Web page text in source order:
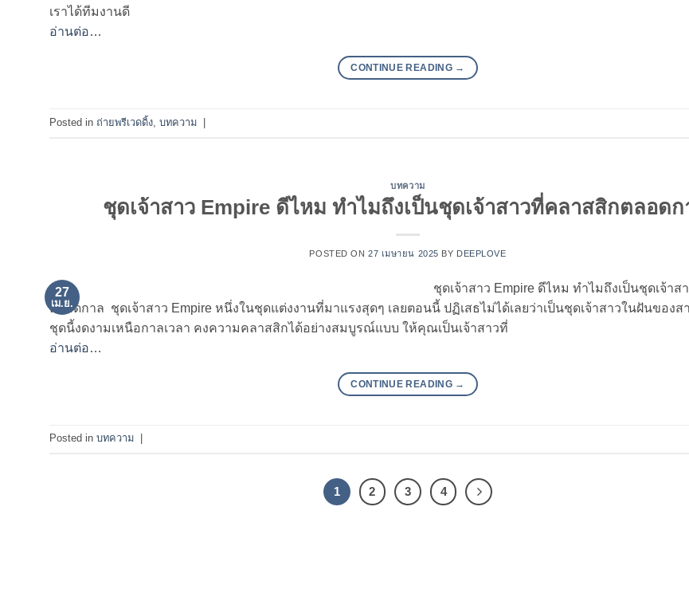
เราได้ทีมงานดี
อ่านต่อ…
CONTINUE READING →
Posted in ถ่ายพรีเวดดิ้ง บทความ
บทความ
ชุดเจ้าสาว Empire ดีไหม ทำไมถึงเป็นชุดเจ้าสาวที่คลาสสิกตลอดก
POSTED ON27 เมษายน 2025 BY DEEPLOVE
27
เม.ย.
ชุดเจ้าสาว Empire ดีไหม ทำไมถึงเป็นชุดเจ้า
ตลอดกาล ชุดเจ้าสาว Empire หนึ่งในชุดแต่งงานที่มาแรงสุดๆ เลยตอนนี้ ปฏิเสธไม่ได้เลยว่าเป็นชุดเจ้าสาวในฝันของ
ชุดนี้งดงามเหนือกาลเวลา คงความคลาสสิกได้อย่างสมบูรณ์แบบ ให้คุณเป็นเจ้าสาวที่
อ่านต่อ…
CONTINUE READING →
Posted in บทความ
1 2 3 4